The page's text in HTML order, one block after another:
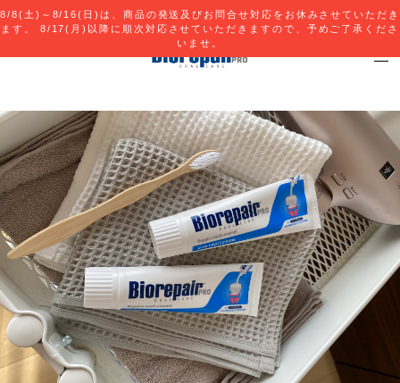
8/8(土)～8/16(日)は、商品の発送及びお問合せ対応をお休みさせていただき
ます。 8/17(月)以降に順次対応させていただきますので、予めご了承くださ
いませ。